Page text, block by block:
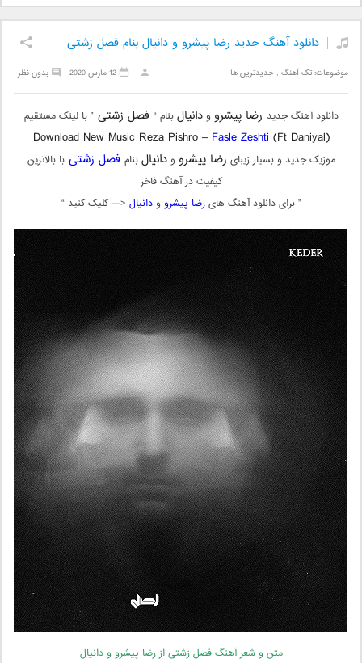
دانلود آهنگ جدید رضا پیشرو و دانیال بنام فصل زشتی
موضوعات:تک آهنگ ,جدیدترین ها بدون نظر 12 مارس 2020
دانلود آهنگ جدید رضا پیشرو ودانیالبنام “ فصل زشتی” با لینک مستقیم
Download New Music Reza Pishro – Fasle Zeshti (Ft Daniyal)
موزیک جدید و بسیار زیبای رضا پیشرو ودانیالبنام فصل زشتیبا بالاترین
کیفیت در آهنگ فاخر
” برای دانلود آهنگ هایرضا پیشرو ودانیال <— کلیک کنید “
متن و شعر آهنگ فصل زشتی از رضا پیشرو و دانیال